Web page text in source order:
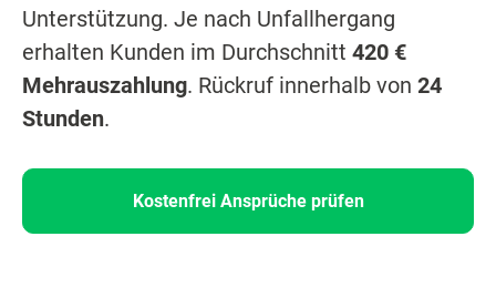
Unterstützung. Je nach Unfallhergang
erhalten Kunden im Durchschnitt 420 €
Mehrauszahlung. Rückruf innerhalb von 24
Stunden.
Kostenfrei Ansprüche prüfen